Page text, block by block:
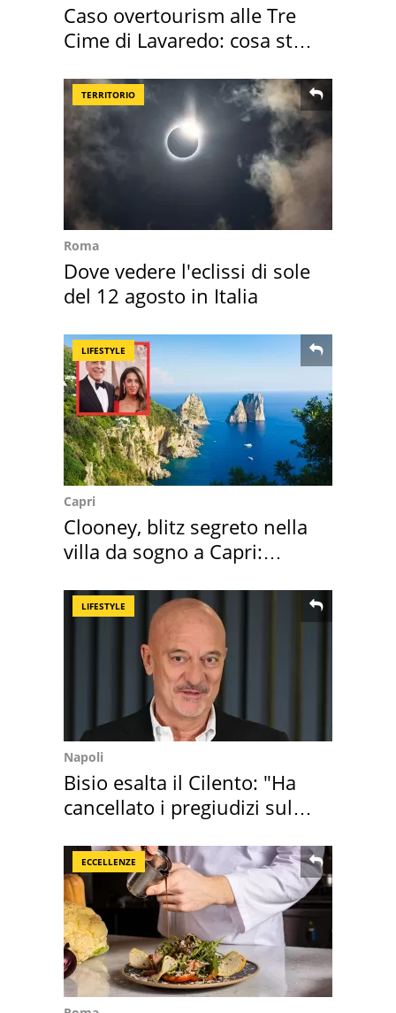
Caso overtourism alle Tre
Cime di Lavaredo: cosa sta
TERRITORIO
Roma
Dove vedere l'eclissi di sole
del 12 agosto in Italia
LIFESTYLE
Capri
Clooney, blitz segreto nella
villa da sogno a Capri:
LIFESTYLE
Napoli
Bisio esalta il Cilento: "Ha
cancellato i pregiudizi sul
ECCELLENZE